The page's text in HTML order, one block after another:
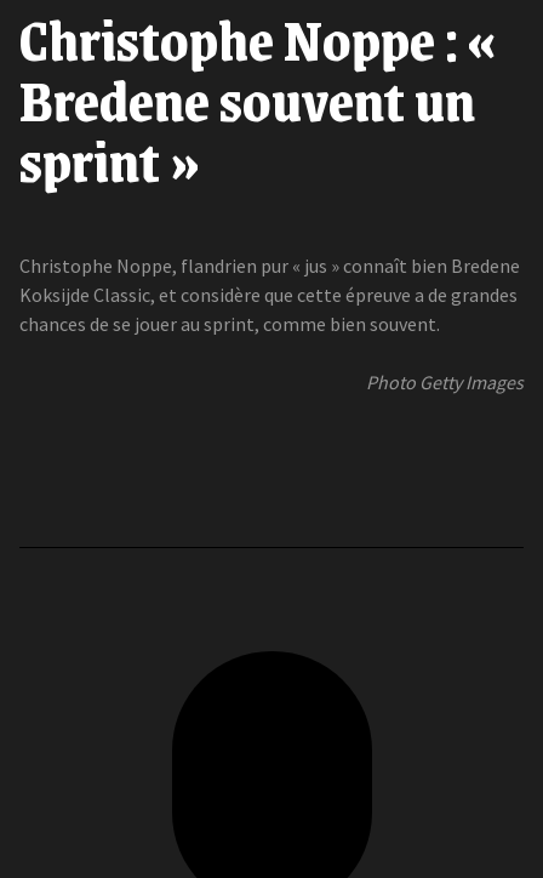
Christophe Noppe : «
Bredene souvent un
sprint »
Christophe Noppe, flandrien pur « jus » connaît bien Bredene
Koksijde Classic, et considère que cette épreuve a de grandes
chances de se jouer au sprint, comme bien souvent.
Photo Getty Images